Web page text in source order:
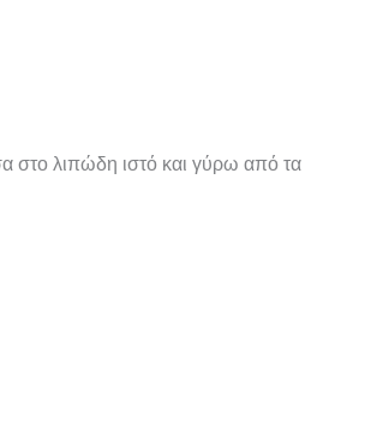
στο λιπώδη ιστό και γύρω από τα